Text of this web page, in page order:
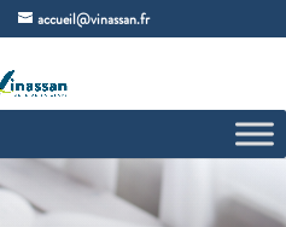
accueil@vinassan.fr